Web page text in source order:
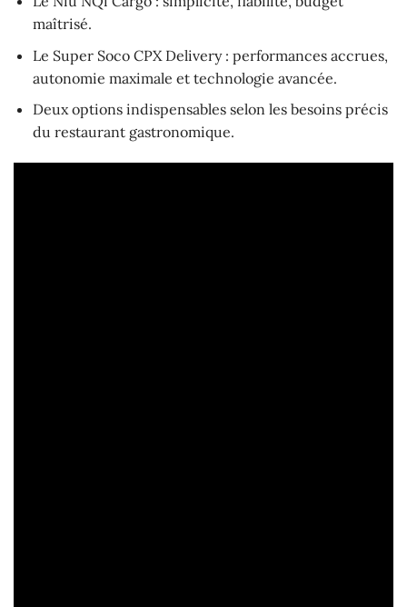
maîtrisé.
Le Super Soco CPX Delivery : performances accrues,
autonomie maximale et technologie avancée.
Deux options indispensables selon les besoins précis
du restaurant gastronomique.